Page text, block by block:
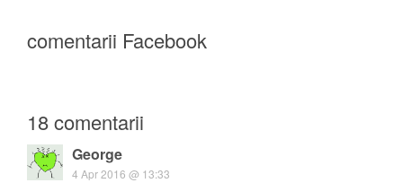
comentarii Facebook
18 comentarii
George
4 Apr 2016 @ 13:33